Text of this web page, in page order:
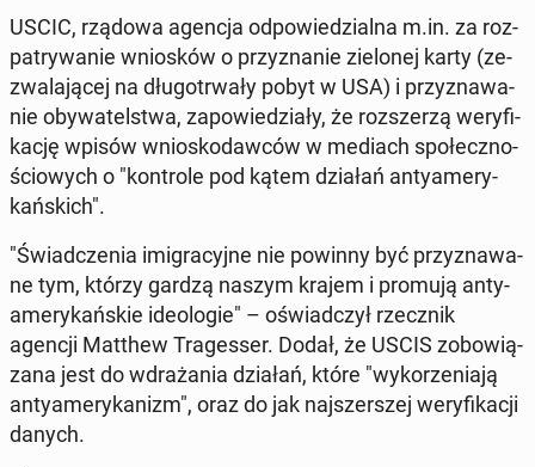
USCIC, rządowa agencja od­po­wie­dzial­na m.in. za roz­
pa­try­wa­nie wnio­sków o przy­zna­nie zie­lo­nej karty (ze­
zwa­la­ją­cej na dłu­go­trwa­ły pobyt w USA) i przy­zna­wa­
nie oby­wa­tel­stwa, za­po­wie­dzia­ły, że roz­sze­rzą we­ry­fi­
ka­cję wpisów wnio­sko­daw­ców w mediach spo­łecz­no­
ścio­wych o "kon­tro­le pod kątem działań an­ty­ame­ry­
kań­skich".
"Świad­cze­nia imi­gra­cyj­ne nie powinny być przy­zna­wa­
ne tym, którzy gardzą naszym krajem i promują an­ty­
ame­ry­kań­skie ide­olo­gie" – oświad­czył rzecz­nik
agencji Matthew Tra­ges­ser. Dodał, że USCIS zo­bo­wią­
za­na jest do wdra­ża­nia działań, które "wy­ko­rze­nia­ją
an­ty­ame­ry­ka­nizm", oraz do jak naj­szer­szej we­ry­fi­ka­cji
danych.